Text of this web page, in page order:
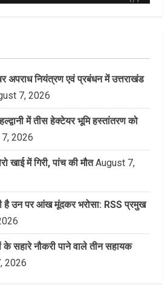
अपराध नियंत्रण एवं प्रबंधन में उत्तराखंड
7, 2026
में तीस हेक्टेयर भूमि हस्तांतरण को
2026
खाई में गिरी, पांच की मौत August 7,
है उन पर आंख मूंदकर भरोसा: RSS प्रमुख
के सहारे नौकरी पाने वाले तीन सहायक
2026